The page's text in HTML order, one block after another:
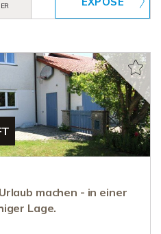
machen - in einer
Lage.